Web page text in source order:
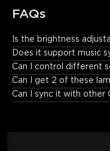
FAQs
Is the brightness
Yes, dimmable from
6500K).
Does it support music
Can I control different
Can I get 2 of these
Can I sync it with other